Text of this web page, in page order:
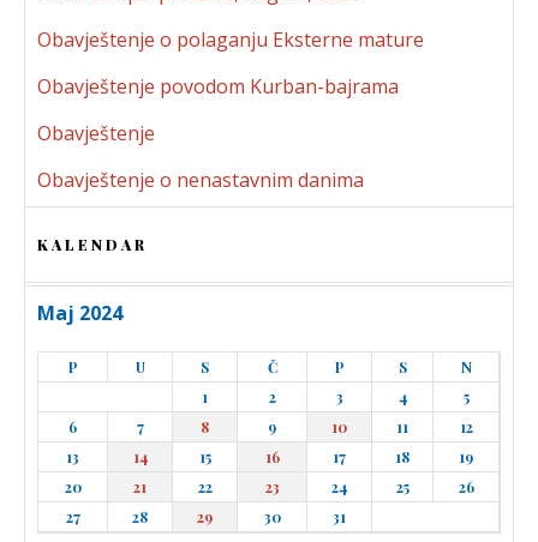
Obavještenje o polaganju Eksterne mature
Obavještenje povodom Kurban-bajrama
Obavještenje
Obavještenje o nenastavnim danima
KALENDAR
Maj 2024
P U S Č P S
N
1
2 3 4
5
6
7 8 9 10 11
12
13
14 15 16 17 18
19
20
21 22 23 24 25
26
27
28 29 30 31